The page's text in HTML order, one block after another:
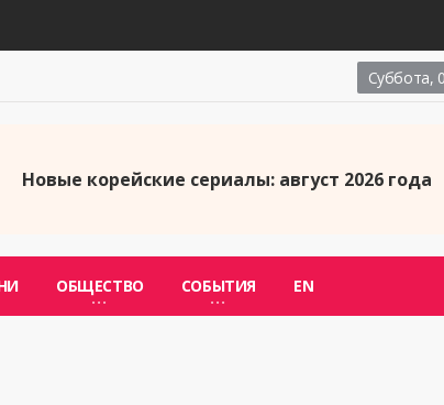
Суббота,
Новые корейские сериалы: август 2026 года
ОБЩЕСТВО СОБЫТИЯ EN